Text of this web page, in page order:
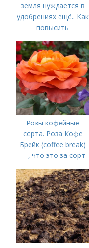
земля нуждается в
удобрениях ещё.. Как
повысить
осенью
Розы кофейные
сорта. Роза Кофе
Брейк (coffee break)
—, что это за сорт